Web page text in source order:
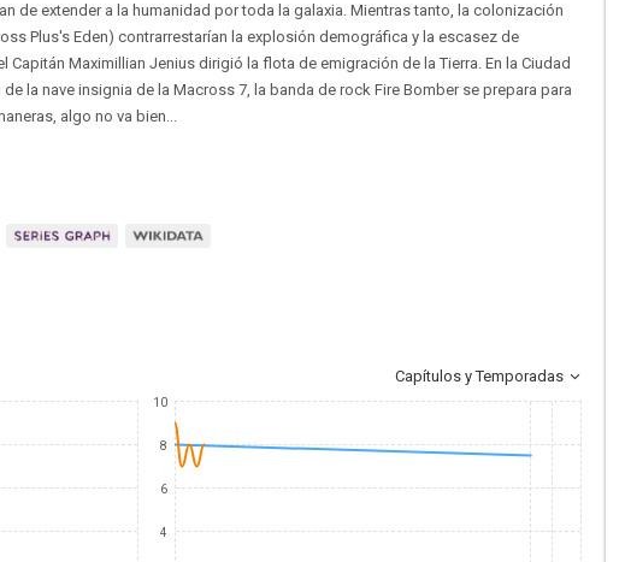
de extender a la humanidad por toda la galaxia. Mientras tanto, la colonización
Plus's Eden) contrarrestarían la explosión demográfica y la escasez de
Maximillian Jenius dirigió la flota de emigración de la Tierra. En la Ciudad
la nave insignia de la Macross 7, la banda de rock Fire Bomber se prepara para
algo no va bien...
Capítulos y Temporadas
10
8
6
4